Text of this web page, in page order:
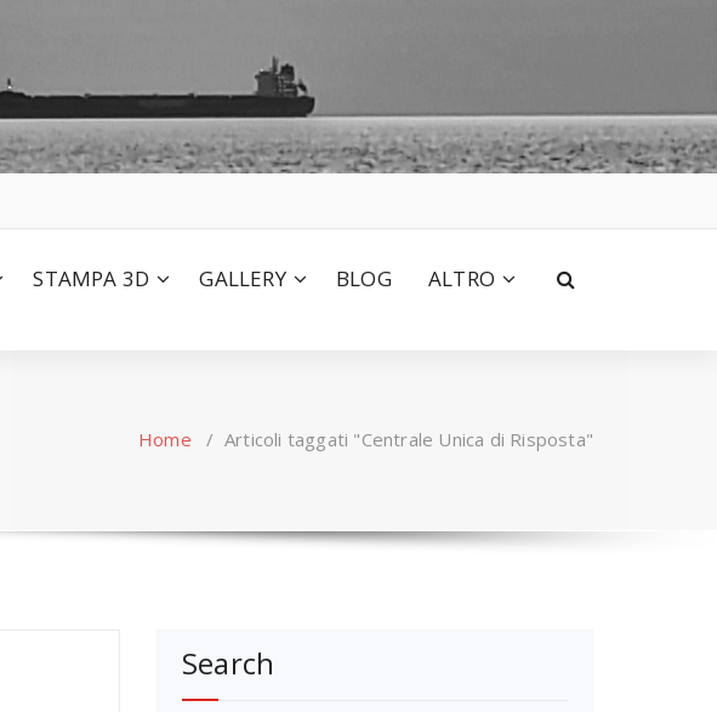
STAMPA 3D GALLERY BLOG ALTRO
Home / Articoli taggati "Centrale Unica di Risposta"
Search